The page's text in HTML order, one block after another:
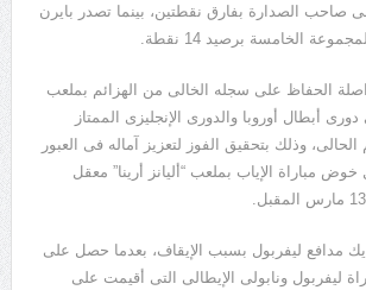
صاحب الصدارة بفارق نقطتين، بينما تصدر بايرن
الخامسة برصيد 14 نقطة.
الحفاظ على سجله الخالى من الهزائم بملعب
أبطال أوروبا والدورى الإنجليزى الممتاز
الحالى، وذلك بتحقيق الفوز لتعزيز آماله فى العبور
خوض مباراة الإياب بملعب “أليانز أرينا” معقل
مدافع ليفربول بسبب الإيقاف، بعدما حصل على
ليفربول ونابولى الإيطالى التى أقيمت على